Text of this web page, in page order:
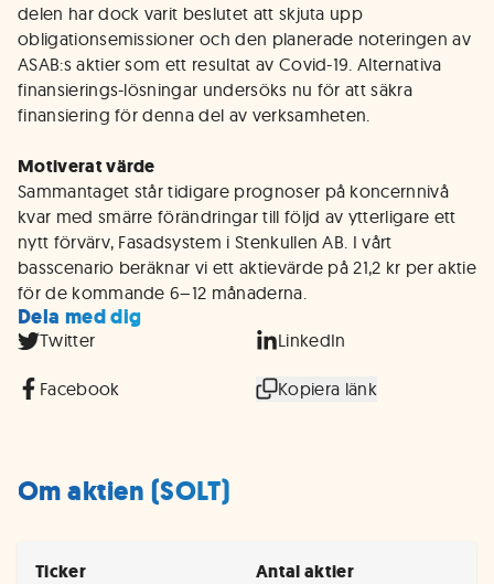
delen har dock varit beslutet att skjuta upp
obligationsemissioner och den planerade noteringen av
ASAB:s aktier som ett resultat av Covid-19. Alternativa
finansierings-lösningar undersöks nu för att säkra
finansiering för denna del av verksamheten.
Motiverat värde
Sammantaget står tidigare prognoser på koncernnivå
kvar med smärre förändringar till följd av ytterligare ett
nytt förvärv, Fasadsystem i Stenkullen AB. I vårt
basscenario beräknar vi ett aktievärde på 21,2 kr per aktie
för de kommande 6–12 månaderna.
Dela med dig
Twitter LinkedIn
Facebook Kopiera länk
Om aktien (SOLT)
Ticker Antal aktier